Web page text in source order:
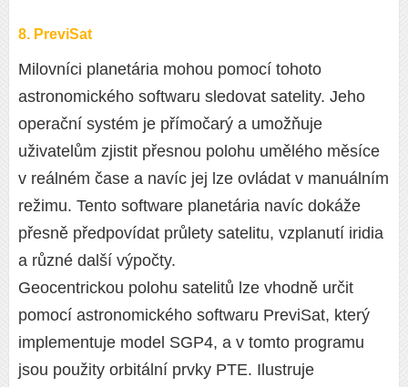
8. PreviSat
Milovníci planetária mohou pomocí tohoto
astronomického softwaru sledovat satelity. Jeho
operační systém je přímočarý a umožňuje
uživatelům zjistit přesnou polohu umělého měsíce
v reálném čase a navíc jej lze ovládat v manuálním
režimu. Tento software planetária navíc dokáže
přesně předpovídat průlety satelitu, vzplanutí iridia
a různé další výpočty.
Geocentrickou polohu satelitů lze vhodně určit
pomocí astronomického softwaru PreviSat, který
implementuje model SGP4, a v tomto programu
jsou použity orbitální prvky PTE. Ilustruje